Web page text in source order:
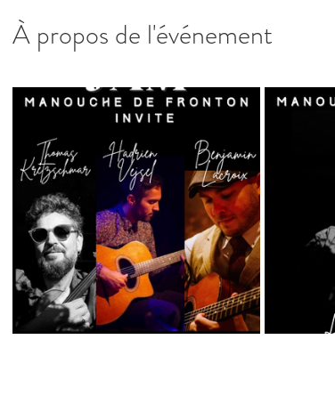
À propos de l'événement